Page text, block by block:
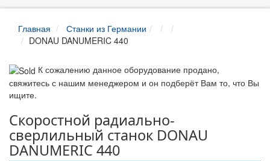
Главная
Станки из Германии
DONAU DANUMERIC 440
К сожалению данное оборудование продано,
свяжитесь с нашим менеджером и он подберёт Вам то, что Вы
ищите.
Скоростной радиально-
сверлильный станок DONAU
DANUMERIC 440